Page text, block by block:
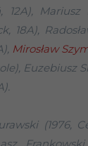
12A), Mariusz
18A),
Mirosław
Euzebiusz
(1976,